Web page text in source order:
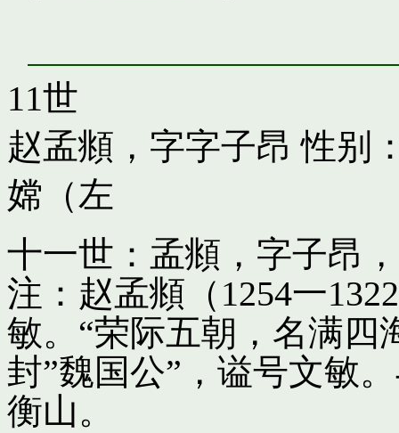
11世
赵孟頫，字字子昂 性别
嫦（左
十一世：孟頫，字子昂
注：赵孟頫（1254一
敏。“荣际五朝，名满四
封”魏国公”，谥号文敏
衡山。